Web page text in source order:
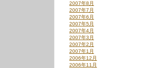
2007年8月
2007年7月
2007年6月
2007年5月
2007年4月
2007年3月
2007年2月
2007年1月
2006年12月
2006年11月